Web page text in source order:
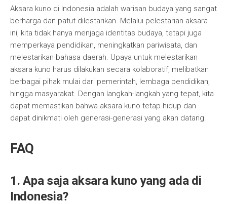
Aksara kuno di Indonesia adalah warisan budaya yang sangat
berharga dan patut dilestarikan. Melalui pelestarian aksara
ini, kita tidak hanya menjaga identitas budaya, tetapi juga
memperkaya pendidikan, meningkatkan pariwisata, dan
melestarikan bahasa daerah. Upaya untuk melestarikan
aksara kuno harus dilakukan secara kolaboratif, melibatkan
berbagai pihak mulai dari pemerintah, lembaga pendidikan,
hingga masyarakat. Dengan langkah-langkah yang tepat, kita
dapat memastikan bahwa aksara kuno tetap hidup dan
dapat dinikmati oleh generasi-generasi yang akan datang.
FAQ
1. Apa saja aksara kuno yang ada di
Indonesia?